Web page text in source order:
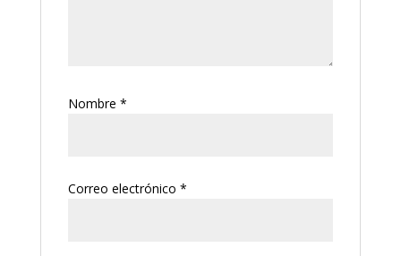
Nombre *
Correo electrónico *